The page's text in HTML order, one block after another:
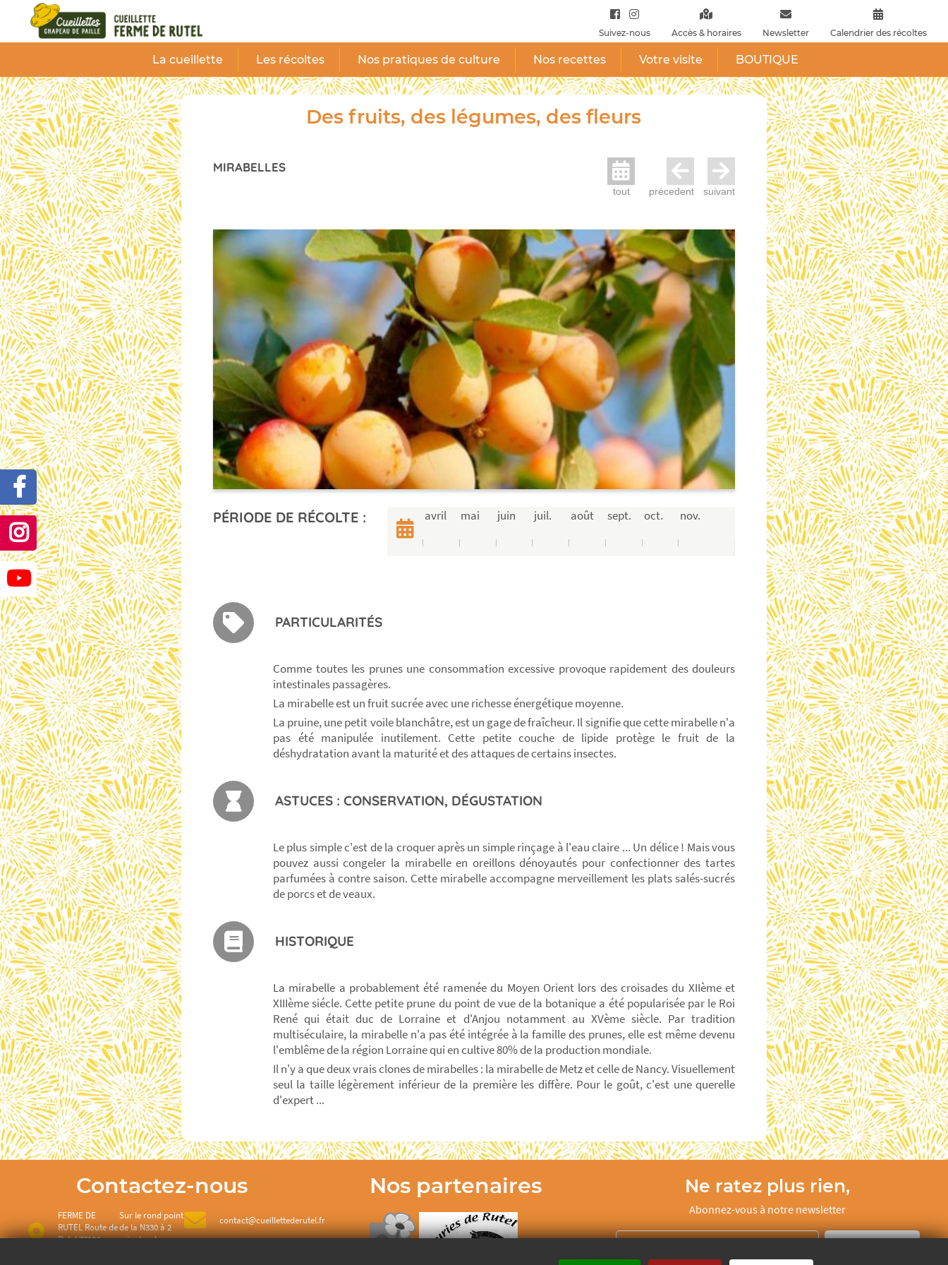
Suivez-nous Accès & horaires Newsletter Calendrier des récoltes
La cueillette Les récoltes Nos pratiques de culture Nos recettes Votre visite BOUTIQUE
Des fruits, des légumes, des fleurs
MIRABELLES
tout précedent suivant
PÉRIODE DE RÉCOLTE : avril mai juin juil. août sept. oct. nov.
PARTICULARITÉS
Comme toutes les prunes une consommation excessive provoque rapidement des douleurs
intestinales passagères.
La mirabelle est un fruit sucrée avec une richesse énergétique moyenne.
La pruine, une petit voile blanchâtre, est un gage de fraîcheur. Il signifie que cette mirabelle n'a
pas été manipulée inutilement. Cette petite couche de lipide protège le fruit de la
déshydratation avant la maturité et des attaques de certains insectes.
ASTUCES : CONSERVATION, DÉGUSTATION
Le plus simple c'est de la croquer après un simple rinçage à l'eau claire ... Un délice ! Mais vous
pouvez aussi congeler la mirabelle en oreillons dénoyautés pour confectionner des tartes
parfumées à contre saison. Cette mirabelle accompagne merveillement les plats salés-sucrés
de porcs et de veaux.
HISTORIQUE
La mirabelle a probablement été ramenée du Moyen Orient lors des croisades du XIIème et
XIIIème siécle. Cette petite prune du point de vue de la botanique a été popularisée par le Roi
René qui était duc de Lorraine et d'Anjou notamment au XVème siècle. Par tradition
multiséculaire, la mirabelle n'a pas été intégrée à la famille des prunes, elle est même devenu
l'emblême de la région Lorraine qui en cultive 80% de la production mondiale.
Il n'y a que deux vrais clones de mirabelles : la mirabelle de Metz et celle de Nancy. Visuellement
seul la taille légèrement inférieur de la première les diffère. Pour le goût, c'est une querelle
d'expert ...
Contactez-nous
FERME DE
RUTEL Route de
Rutel 77124
Sur le rond point
de la N330 à 2
minutes de
contact@cueillettederutel.fr
Nos partenaires Ne ratez plus rien,
Abonnez-vous à notre newsletter
Je m’inscris
Panneau de gestion des cookies